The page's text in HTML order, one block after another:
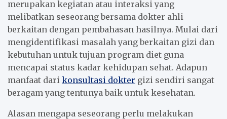
merupakan kegiatan atau interaksi yang
melibatkan seseorang bersama dokter ahli
berkaitan dengan pembahasan hasilnya. Mulai dari
mengidentifikasi masalah yang berkaitan gizi dan
kebutuhan untuk tujuan program diet guna
mencapai status kadar kehidupan sehat. Adapun
manfaat dari konsultasi dokter gizi sendiri sangat
beragam yang tentunya baik untuk kesehatan.
Alasan mengapa seseorang perlu melakukan